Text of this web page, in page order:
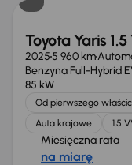
Toyota Yaris
20255 960 km
Benzyna Full-Hybrid
85 kW
Od pierwszego
Auta krajowe
1.5
Miesięczna rata
na miarę